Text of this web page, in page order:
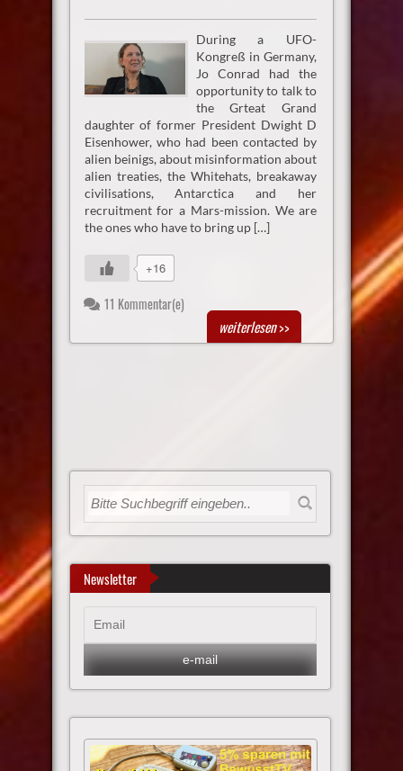
During a UFO-
Kongreß in Germany,
Jo Conrad had the
opportunity to talk to
the Grteat Grand
daughter of former President Dwight D
Eisenhower, who had been contacted by
alien beinigs, about misinformation about
alien treaties, the Whitehats, breakaway
civilisations, Antarctica and her
recruitment for a Mars-mission. We are
the ones who have to bring up […]
+16
11 Kommentar(e)
weiterlesen>>
Newsletter